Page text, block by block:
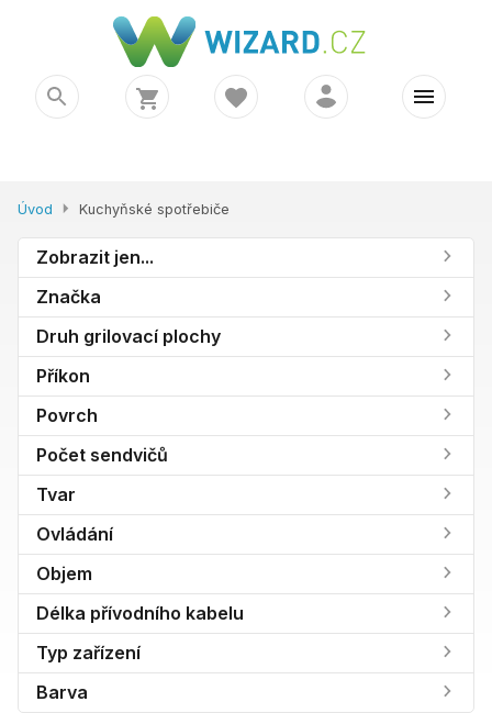
Úvod Kuchyňské spotřebiče
Zobrazit jen...
Značka
Druh grilovací plochy
Příkon
Povrch
Počet sendvičů
Tvar
Ovládání
Objem
Délka přívodního kabelu
Typ zařízení
Barva